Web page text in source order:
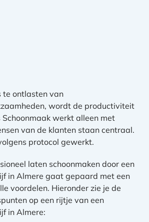
te ontlasten van
wordt de productiviteit
werkt alleen met
van de klanten staan centraal.
protocol gewerkt.
laten schoonmaken door een
in Almere gaat gepaard met een
voordelen. Hieronder zie je de
op een rijtje van een
in Almere: